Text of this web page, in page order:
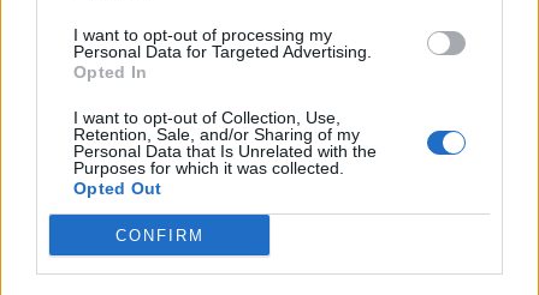
I want to opt-out of processing my
Personal Data for Targeted Advertising.
Opted In
I want to opt-out of Collection, Use,
Retention, Sale, and/or Sharing of my
Personal Data that Is Unrelated with the
Purposes for which it was collected.
Opted Out
CONFIRM
Koti & Asuminen
StaraTV
Autot
Elokuvat
Some
YouTube
Instagram
Twitter